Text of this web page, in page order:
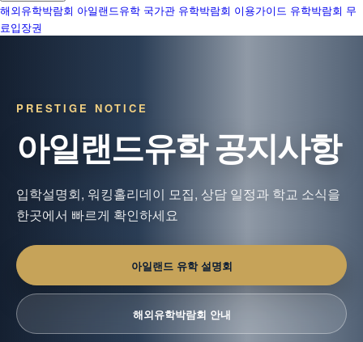
해외유학박람회 아일랜드유학 국가관 유학박람회 이용가이드 유학박람회 무
료입장권
PRESTIGE NOTICE
아일랜드유학 공지사항
입학설명회, 워킹홀리데이 모집, 상담 일정과 학교 소식을
한곳에서 빠르게 확인하세요
아일랜드 유학 설명회
해외유학박람회 안내